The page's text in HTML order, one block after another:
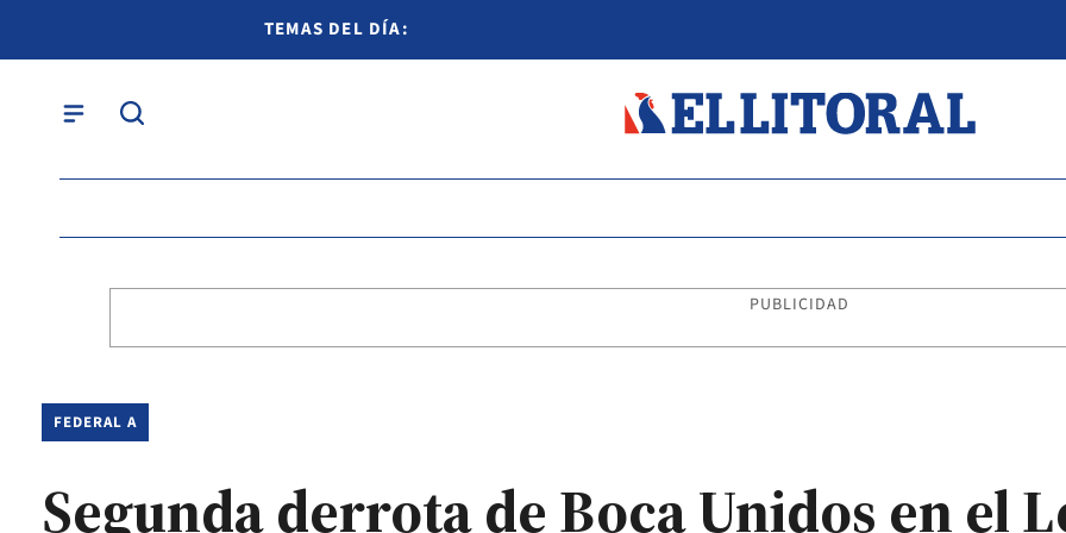
TEMAS DEL DÍA:
PUBLICIDAD
FEDERAL A
Segunda derrota de Boca Unidos en el